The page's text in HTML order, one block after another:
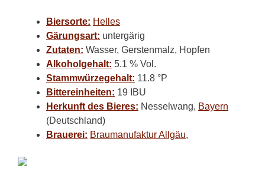
Biersorte: Helles
Gärungsart: untergärig
Zutaten: Wasser, Gerstenmalz, Hopfen
Alkoholgehalt: 5.1 % Vol.
Stammwürzegehalt: 11.8 °P
Bittereinheiten: 19 IBU
Herkunft des Bieres: Nesselwang, Bayern
(Deutschland)
Brauerei: Braumanufaktur Allgäu,